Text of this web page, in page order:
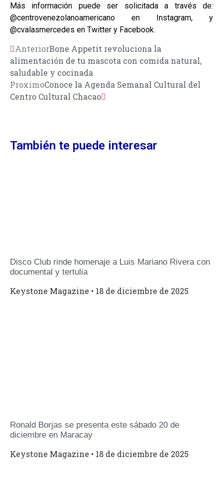
Más información puede ser solicitada a través de:
@centrovenezolanoamericano en Instagram, y
@cvalasmercedes en Twitter y Facebook.
AnteriorBone Appetit revoluciona la
alimentación de tu mascota con comida natural,
saludable y cocinada
ProximoConoce la Agenda Semanal Cultural del
Centro Cultural Chacao
También te puede interesar
Disco Club rinde homenaje a Luis Mariano Rivera con
documental y tertulia
Keystone Magazine 18 de diciembre de 2025
Ronald Borjas se presenta este sábado 20 de
diciembre en Maracay
Keystone Magazine 18 de diciembre de 2025